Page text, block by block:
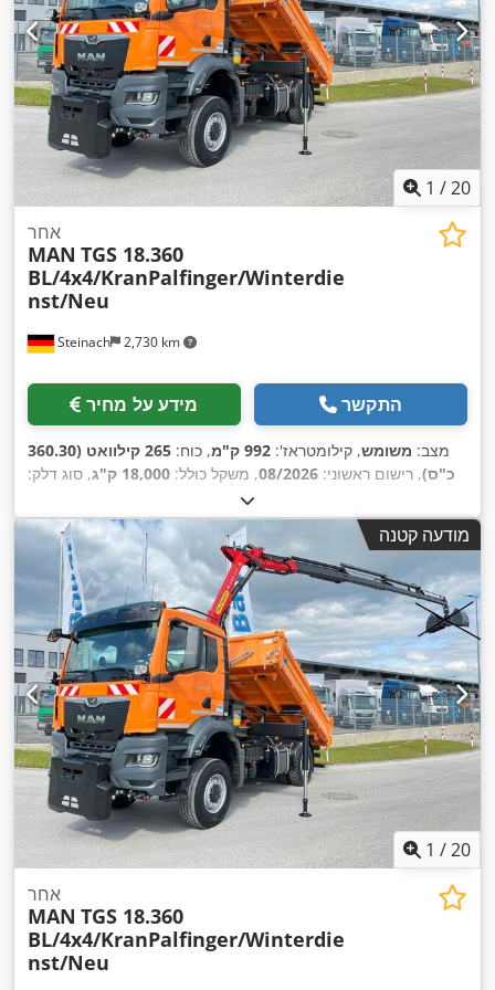
1 /20
Steinach 2,730 km
אחר
MAN TGS 18.360
BL/4x4/KranPalfinger/Winterdie
nst/Neu
מידע על מחיר התקשר
מצב: משומש, קילומטראז': 992 ק"מ , כוח:
265 קילוואט (360.30
כ"ס), רישום ראשוני: 08/2026, משקל כולל: 18,000 ק"ג
, סוג דלק:
, תצורת סרן:
08/2027
, סוג תמסורת:אוטומטי, רוחב שטח הטעינה:2,450 מ"מ
,
אורך אזור הטעינה:
4,200 מ"מ , גובה תא המטען: 600 מ"מ
, שנת
2026, ציוד:הנעה בכל הגלגלים, חימום חניה, מיזוג אוויר,
מנוף, מערכת בלימה למניעת נעילה (ABS), תכנית ייצוב
אלקטרונית (ESP),
מודעה קטנה
1 /20
אחר
MAN TGS 18.360
BL/4x4/KranPalfinger/Winterdie
nst/Neu